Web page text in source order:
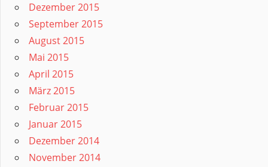
Dezember 2015
September 2015
August 2015
Mai 2015
April 2015
März 2015
Februar 2015
Januar 2015
Dezember 2014
November 2014